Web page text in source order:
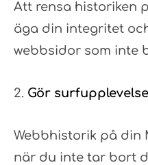
Att rensa historiken
äga din integritet
webbsidor som inte
Gör
Webbhistorik på din
när du inte tar bort